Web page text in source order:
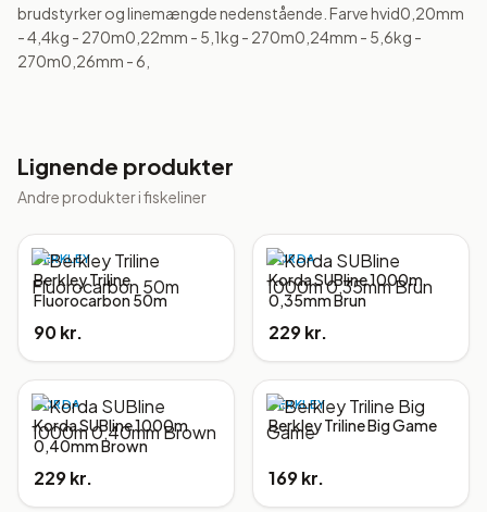
brudstyrker og linemængde nedenstående. Farve hvid0,20mm
- 4,4kg - 270m0,22mm - 5,1kg - 270m0,24mm - 5,6kg -
270m0,26mm - 6,
Lignende produkter
Andre produkter ifiskeliner
BERKLEY
Berkley Triline
Fluorocarbon 50m
90 kr.
KORDA
Korda SUBline 1000m
0,35mm Brun
229 kr.
KORDA
Korda SUBline 1000m
0,40mm Brown
229 kr.
BERKLEY
Berkley Triline Big Game
169 kr.